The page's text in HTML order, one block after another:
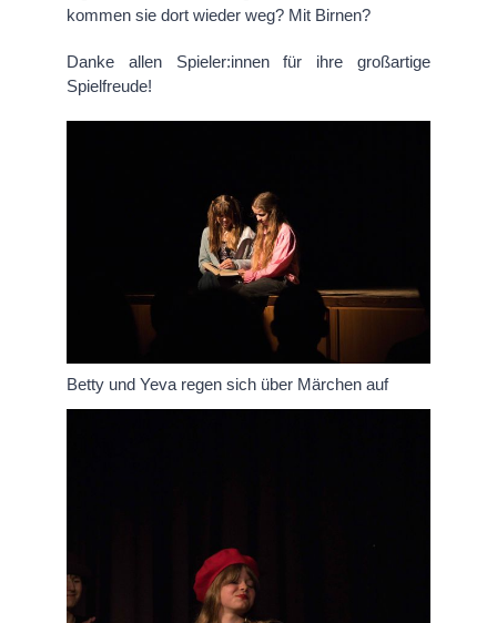
kommen sie dort wieder weg? Mit Birnen?
Danke allen Spieler:innen für ihre großartige
Spielfreude!
Betty und Yeva regen sich über Märchen auf